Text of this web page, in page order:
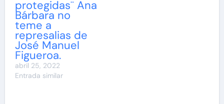
protegidas¨ Ana
Bárbara no
teme a
represalias de
José Manuel
Figueroa.
abril 25, 2022
Entrada similar